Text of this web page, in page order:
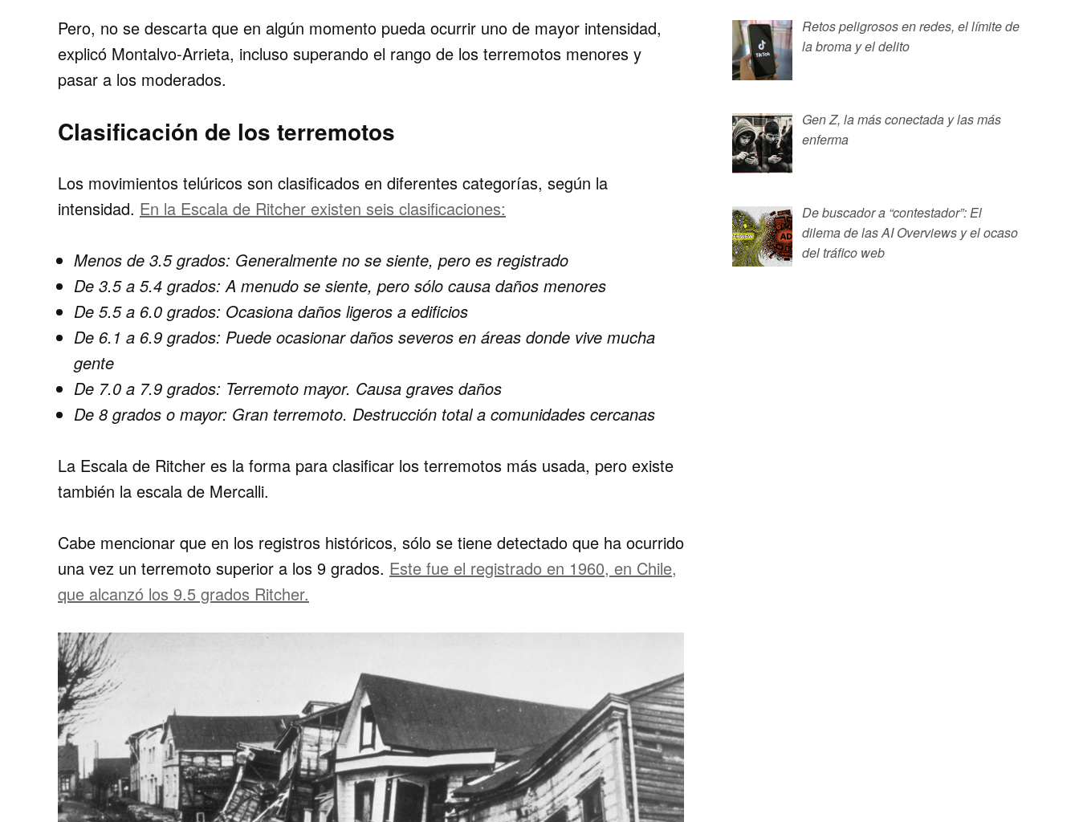
Pero, no se descarta que en algún momento pueda ocurrir uno de mayor intensidad,
explicó Montalvo-Arrieta, incluso superando el rango de los terremotos menores y
pasar a los moderados.
Clasificación de los terremotos
Los movimientos telúricos son clasificados en diferentes categorías, según la
intensidad. En la Escala de Ritcher existen seis clasificaciones:
Menos de 3.5 grados: Generalmente no se siente, pero es registrado
De 3.5 a 5.4 grados: A menudo se siente, pero sólo causa daños menores
De 5.5 a 6.0 grados: Ocasiona daños ligeros a edificios
De 6.1 a 6.9 grados: Puede ocasionar daños severos en áreas donde vive mucha
gente
De 7.0 a 7.9 grados: Terremoto mayor. Causa graves daños
De 8 grados o mayor: Gran terremoto. Destrucción total a comunidades cercanas
La Escala de Ritcher es la forma para clasificar los terremotos más usada, pero existe
también la escala de Mercalli.
Cabe mencionar que en los registros históricos, sólo se tiene detectado que ha ocurrido
una vez un terremoto superior a los 9 grados. Este fue el registrado en 1960, en Chile,
que alcanzó los 9.5 grados Ritcher.
Retos peligrosos en redes, el límite de
la broma y el delito
Gen Z, la más conectada y las más
enferma
De buscador a “contestador”: El
dilema de las AI Overviews y el ocaso
del tráfico web